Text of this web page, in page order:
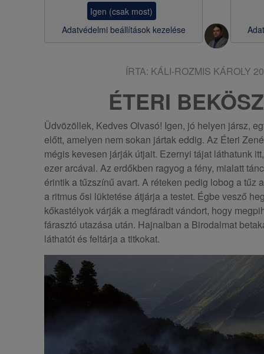
Igen (csak most)
Adatvédelmi beállítások kezelése
ÍRTA: KÁLI-ROZMIS KÁROLY
ÉTERI
Üdvözöllek, Kedves Olvasó! Igen, jó helyen jársz,
előtt, amelyen nem sokan jártak eddig. Az Éteri
mégis kevesen járják útjait. Ezernyi tájat láthatunk
ezer arcával. Az erdőkben ragyog a fény, mialatt
érintik a tűzszínű avart. A réteken pedig lobog a tűz
a ritmus ősi lüktetése átjárja a testet. Égbe vesző
kőkastélyok várják a megfáradt vándort, hogy
fárasztó utazása után. Hajnalban a Birodalmat
láthatót és feltárja a titkokat.